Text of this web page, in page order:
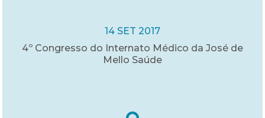
14 SET 2017
4º Congresso do Internato Médico da José de
Mello Saúde